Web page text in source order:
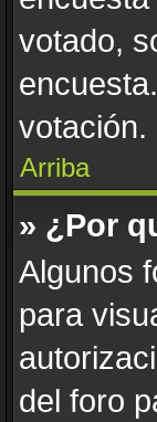
votado,
votación.
Arriba
» ¿Por
Algunos
para
del foro